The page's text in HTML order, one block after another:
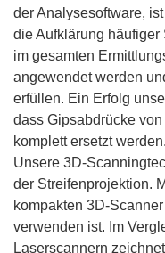
der Analysesoftware,
die Aufklärung häufiger
im gesamten
angewendet werden
erfüllen. Ein Erfolg
dass Gipsabdrücke
komplett ersetzt werden.
Unsere 3D-
der Streifenprojektion.
kompakten 3D-
verwenden ist. Im
Laserscannern